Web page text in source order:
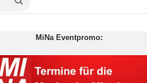
MiNa Eventpromo: